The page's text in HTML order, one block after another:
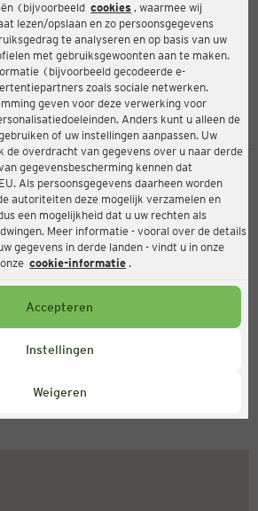
(bijvoorbeeld cookies , waarmee wij
lezen/opslaan en zo persoonsgegevens
te analyseren en op basis van uw
met gebruiksgewoonten aan te maken.
(bijvoorbeeld gecodeerde e-
zoals sociale netwerken.
geven voor deze verwerking voor
Anders kunt u alleen de
of uw instellingen aanpassen. Uw
de overdracht van gegevens over u naar derde
gegevensbescherming kennen dat
Als persoonsgegevens daarheen worden
autoriteiten deze mogelijk verzamelen en
een mogelijkheid dat u uw rechten als
Meer informatie - vooral over de details
gegevens in derde landen - vindt u in onze
cookie-informatie .
Accepteren
Instellingen
Weigeren
FAMILY-WINKEL
Str. 214
50733 Köln
3,6
Beoordeling:
ASSORTIMENT ACTIES
family
50733 Köln
8-18 uur